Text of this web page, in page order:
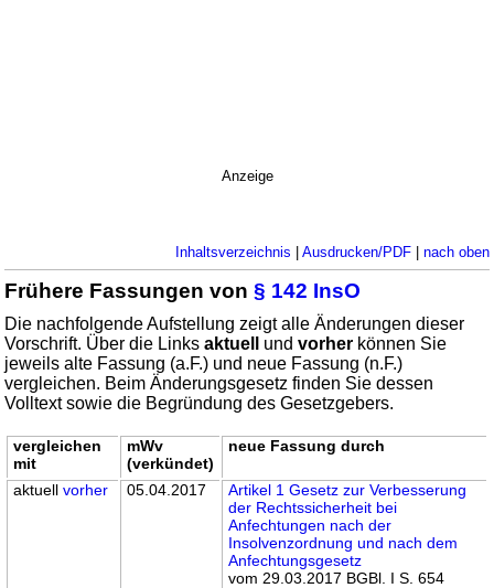
Anzeige
Inhaltsverzeichnis | Ausdrucken/PDF| nach oben
Frühere Fassungen von§ 142 InsO
Die nachfolgende Aufstellung zeigt alle Änderungen dieser
Vorschrift. Über die Linksaktuell undvorher können Sie
jeweils alte Fassung (a.F.) und neue Fassung (n.F.)
vergleichen. Beim Änderungsgesetz finden Sie dessen
Volltext sowie die Begründung des Gesetzgebers.
vergleichen
mit
mWv
(verkündet)
neue Fassung durch
aktuellvorher 05.04.2017
Artikel 1 Gesetz zur Verbesserung
der Rechtssicherheit bei
Anfechtungen nach der
Insolvenzordnung und nach dem
Anfechtungsgesetz
vom 29.03.2017 BGBl. I S. 654